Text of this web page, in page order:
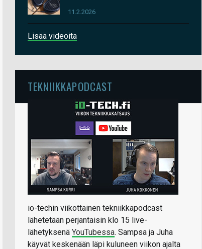
11.2.2026
Lisää videoita
TEKNIIKKAPODCAST
io-techin viikottainen tekniikkapodcast
lähetetään perjantaisin klo 15 live-
lähetyksenä YouTubessa. Sampsa ja Juha
käyvät keskenään läpi kuluneen viikon ajalta